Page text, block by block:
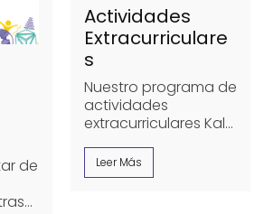
de
Actividades
Extracurriculare
s
Nuestro programa de
actividades
extracurriculares Kalei
diseñado para
complementar la
Leer Más